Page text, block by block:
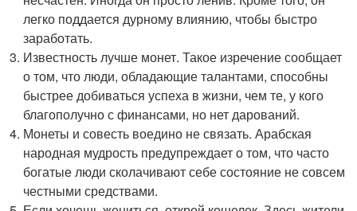
легко поддается дурному влиянию, чтобы быстро
заработать.
Известность лучше монет. Такое изречение сообщает
о том, что люди, обладающие талантами, способны
быстрее добиваться успеха в жизни, чем те, у кого
благополучно с финансами, но нет дарований.
Монеты и совесть воедино не связать. Арабская
народная мудрость предупреждает о том, что часто
богатые люди сколачивают себе состояние не совсем
честными средствами.